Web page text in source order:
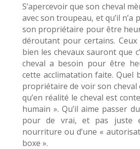
S’apercevoir que son cheval
avec son troupeau, et qu’il n’a
son propriétaire pour être
déroutant pour certains. Ceux
bien les chevaux sauront que
cheval a besoin pour être
cette acclimatation faite. Quel
propriétaire de voir son cheval
qu’en réalité le cheval est
humain ». Qu’il aime passer
pour de vrai, et pas juste
nourriture ou d’une «
boxe ».